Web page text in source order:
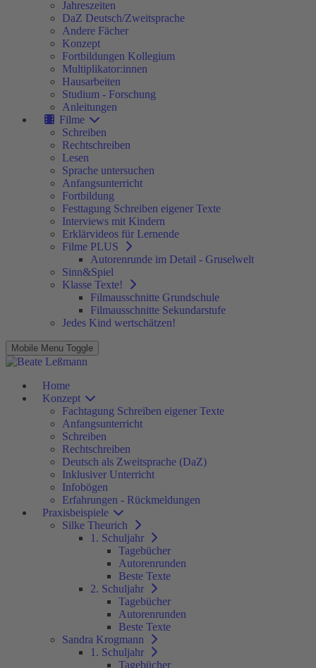
Jahreszeiten
DaZ Deutsch/Zweitsprache
Andere Fächer
Konzept
Fortbildungen Kollegium
Multiplikator:innen
Hausarbeiten
Studium - Forschung
Anleitungen
Filme
Schreiben
Rechtschreiben
Lesen
Sprache untersuchen
Anfangsunterricht
Fortbildung
Festtagung Schreiben eigener Texte
Interviews mit Kindern
Erklärvideos für Lernende
Filme PLUS
Autorenrunde im Detail - Gruselwelt
Sinn&Spiel
Klasse Texte!
Filmausschnitte Grundschule
Filmausschnitte Sekundarstufe
Jedes Kind wertschätzen!
Mobile Menu Toggle
Home
Konzept
Fachtagung Schreiben eigener Texte
Anfangsunterricht
Schreiben
Rechtschreiben
Deutsch als Zweitsprache (DaZ)
Inklusiver Unterricht
Infobögen
Erfahrungen - Rückmeldungen
Praxisbeispiele
Silke Theurich
1. Schuljahr
Tagebücher
Autorenrunden
Beste Texte
2. Schuljahr
Tagebücher
Autorenrunden
Beste Texte
Sandra Krogmann
1. Schuljahr
Tagebücher